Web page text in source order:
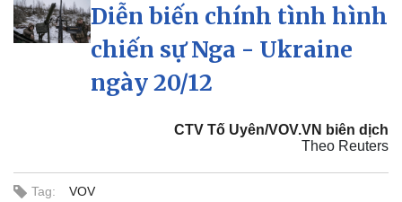
Giá cà phê
Diễn biến chính tình hình
chiến sự Nga - Ukraine
ngày 20/12
CTV Tố Uyên/VOV.VN biên dịch
Theo Reuters
Tag: VOV